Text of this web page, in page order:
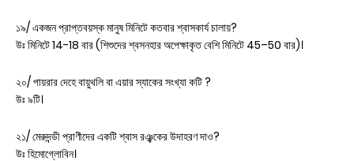
১৯/ একজন প্রাপ্তবয়স্ক মানুষ মিনিটে কতবার শ্বাসকার্য চালায়?
উঃ মিনিটে 14-18 বার (শিশুদের শ্বসনহার অপেক্ষাকৃত বেশি মিনিটে 45–50 বার)।
২০/ পায়রার দেহে বায়ুথলি বা এয়ার স্যাকের সংখ্যা কটি ?
উঃ ৯টি।
২১/ মেরুদন্ডী প্রাণীদের একটি শ্বাস রঞ্ঝকের উদাহরণ দাও?
উঃ হিমোগ্লোবিন।